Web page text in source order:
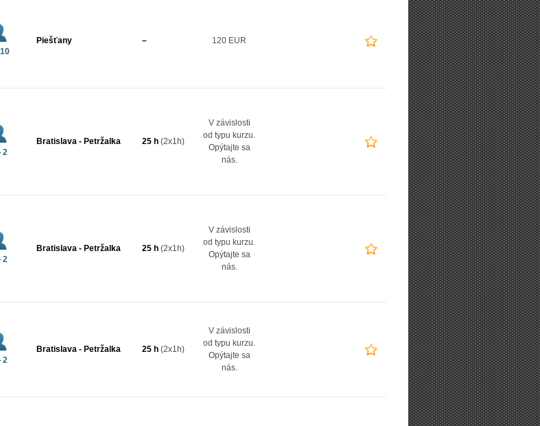
Piešťany – 120 EUR
2
Bratislava - Petržalka 25 h (2x1h)
V závislosti
od typu kurzu.
Opýtajte sa
nás.
2
Bratislava - Petržalka 25 h (2x1h)
V závislosti
od typu kurzu.
Opýtajte sa
nás.
2
Bratislava - Petržalka 25 h (2x1h)
V závislosti
od typu kurzu.
Opýtajte sa
nás.